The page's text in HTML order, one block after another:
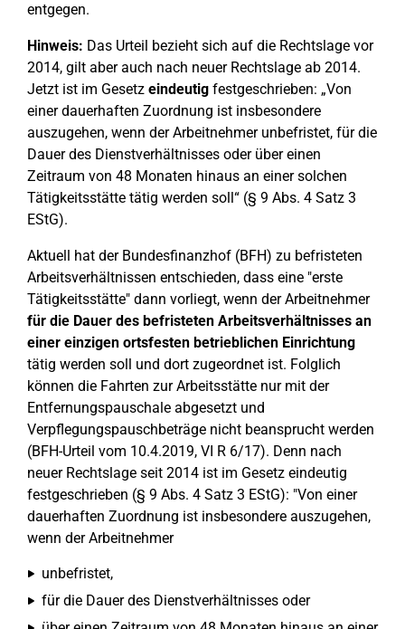
entgegen.
Hinweis: Das Urteil bezieht sich auf die Rechtslage vor
2014, gilt aber auch nach neuer Rechtslage ab 2014.
Jetzt ist im Gesetz eindeutig festgeschrieben: „Von
einer dauerhaften Zuordnung ist insbesondere
auszugehen, wenn der Arbeitnehmer unbefristet, für die
Dauer des Dienstverhältnisses oder über einen
Zeitraum von 48 Monaten hinaus an einer solchen
Tätigkeitsstätte tätig werden soll“ (§ 9 Abs. 4 Satz 3
EStG).
Aktuell hat der Bundesfinanzhof (BFH) zu befristeten
Arbeitsverhältnissen entschieden, dass eine "erste
Tätigkeitsstätte" dann vorliegt, wenn der Arbeitnehmer
für die Dauer des befristeten Arbeitsverhältnisses an
einer einzigen ortsfesten betrieblichen Einrichtung
tätig werden soll und dort zugeordnet ist. Folglich
können die Fahrten zur Arbeitsstätte nur mit der
Entfernungspauschale abgesetzt und
Verpflegungspauschbeträge nicht beansprucht werden
(BFH-Urteil vom 10.4.2019, VI R 6/17). Denn nach
neuer Rechtslage seit 2014 ist im Gesetz eindeutig
festgeschrieben (§ 9 Abs. 4 Satz 3 EStG): "Von einer
dauerhaften Zuordnung ist insbesondere auszugehen,
wenn der Arbeitnehmer
unbefristet,
für die Dauer des Dienstverhältnisses oder